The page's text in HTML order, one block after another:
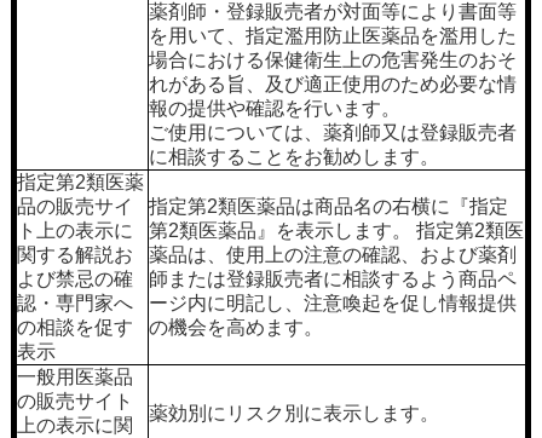
薬剤師・登録販売者が対面等により書面等
を用いて、指定濫用防止医薬品を濫用した
場合における保健衛生上の危害発生のおそ
れがある旨、及び適正使用のため必要な情
報の提供や確認を行います。
ご使用については、薬剤師又は登録販売者
に相談することをお勧めします。
指定第2類医薬
品の販売サイ
ト上の表示に
関する解説お
よび禁忌の確
認・専門家へ
の相談を促す
表示
指定第2類医薬品は商品名の右横に『指定
第2類医薬品』を表示します。 指定第2類医
薬品は、使用上の注意の確認、および薬剤
師または登録販売者に相談するよう商品ペ
ージ内に明記し、注意喚起を促し情報提供
の機会を高めます。
一般用医薬品
の販売サイト
上の表示に関
薬効別にリスク別に表示します。